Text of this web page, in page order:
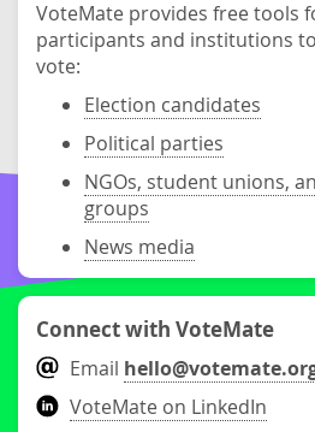
VoteMate provides free tools
participants and institutions
vote:
Election candidates
Political parties
NGOs, student unions,
groups
News media
Connect with VoteMate
Email
VoteMate on LinkedIn